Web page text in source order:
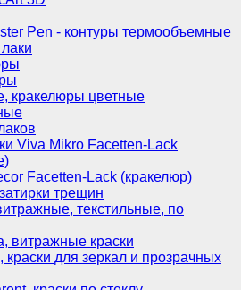
Pen - контуры термообъемные
кракелюры цветные
Viva Mikro Facetten-Lack
Facetten-Lack (кракелюр)
трещин
текстильные, по
витражные краски
для зеркал и прозрачных